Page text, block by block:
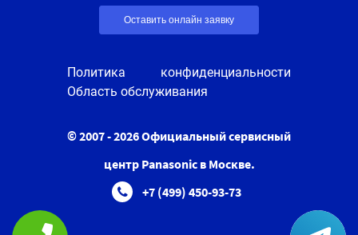
Оставить онлайн заявку
Политика конфиденциальности
Область обслуживания
© 2007 - 2026 Официальный сервисный
центр Panasonic в Москве.
+7 (499) 450-93-73